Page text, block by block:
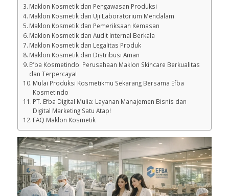
Maklon Kosmetik dan Pengawasan Produksi
Maklon Kosmetik dan Uji Laboratorium Mendalam
Maklon Kosmetik dan Pemeriksaan Kemasan
Maklon Kosmetik dan Audit Internal Berkala
Maklon Kosmetik dan Legalitas Produk
Maklon Kosmetik dan Distribusi Aman
Efba Kosmetindo: Perusahaan Maklon Skincare Berkualitas
dan Terpercaya!
Mulai Produksi Kosmetikmu Sekarang Bersama Efba
Kosmetindo
PT. Efba Digital Mulia: Layanan Manajemen Bisnis dan
Digital Marketing Satu Atap!
FAQ Maklon Kosmetik